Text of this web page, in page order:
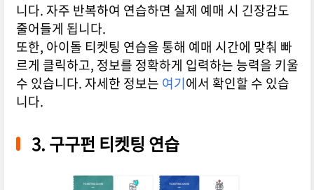
니다. 자주 반복하여 연습하면 실제 예매 시 긴장감도
줄어들게 됩니다.
또한, 아이돌 티켓팅 연습을 통해 예매 시간에 맞춰 빠
르게 클릭하고, 정보를 정확하게 입력하는 능력을 키울
수 있습니다. 자세한 정보는 여기에서 확인할 수 있습
니다.
3. 구구펀 티켓팅 연습